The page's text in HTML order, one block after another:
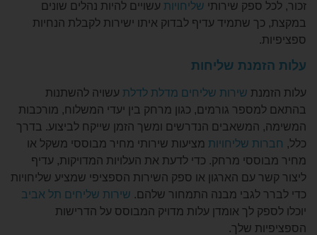
ספק שירותישליחויותעשויים להיות נהלים שונים
שתמיד עדיף לבדוק איתו ישירות לקבלת הנחיות
שליחות
שירות שליחים מדלת לדלתעשויה להשתנות
גורמים, כגון מרחק בין יעדי המשלוח, מורכבות
הנדרשים ומשך הזמן שייקח לביצוע. בדרך
שליחויותמציעות שירותי מחיר מבוססי משקל או
מרחק. כדי לדעת את העלויות המדויקות, עדיף
עם הארגון או ספק השירות הספציפי שמציע שליחויות
לגבי מבנה התמחור שלהם.שירות שליחים תל אביב
לך אומדן עלות מדויק המבוסס על הדרישות
שלך.